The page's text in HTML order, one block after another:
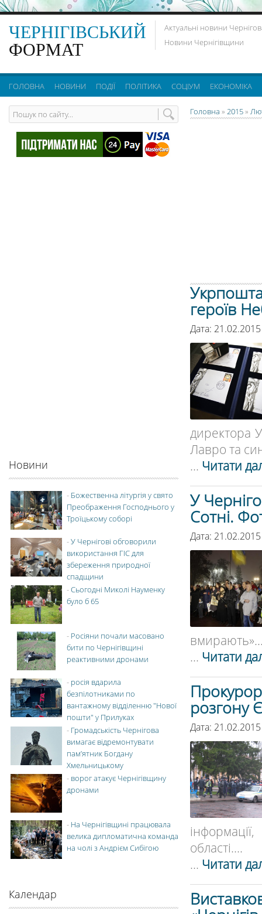
ЧЕРНІГІВСЬКИЙ
ФОРМАТ
Актуальні новини
Новини Чернігівщини
ГОЛОВНА НОВИНИ ПОДІЇ ПОЛІТИКА СОЦІУМ ЕКОНОМІКА
Головна » 2015»
героїв
Дата:
директора
Лавро та
... Читати
У
Сотні.
Дата:
... Читати
розгону
Дата:
області....
... Читати
Новини
- Божественна літургія у свято
Преображення Господнього у
Троїцькому соборі
-У Чернігові обговорили
використання ГІС для
збереження природної
спадщини
-Сьогодні Миколі Науменку
було б 65
- Росіяни почали масовано
бити по Чернігівщині
реактивними дронами
- росія вдарила
безпілотниками по
вантажному відділенню "Нової
пошти" у Прилуках
- Громадськість Чернігова
вимагає відремонтувати
пам’ятник Богдану
Хмельницькому
- ворог атакує Чернігівщину
дронами
- На Чернігівщині працювала
велика дипломатична команда
на чолі з Андрієм Сибігою
Календар